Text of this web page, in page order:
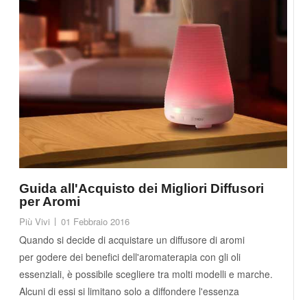
Guida all'Acquisto dei Migliori Diffusori
per Aromi
Più Vivi 01 Febbraio 2016
Quando si decide di acquistare un diffusore di aromi
per godere dei benefici dell'aromaterapia con gli oli
essenziali, è possibile scegliere tra molti modelli e marche.
Alcuni di essi si limitano solo a diffondere l'essenza